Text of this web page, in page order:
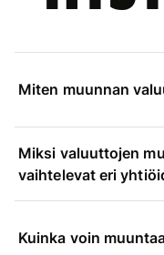
Miten muunnan
Miksi valuuttojen
vaihtelevat eri
Kuinka voin